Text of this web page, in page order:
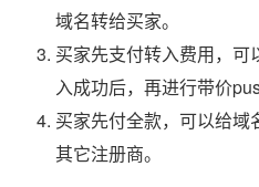
域名转给买家。
买家先支付转入费用，
入成功后，再进行带价
买家先付全款，可以给
其它注册商。